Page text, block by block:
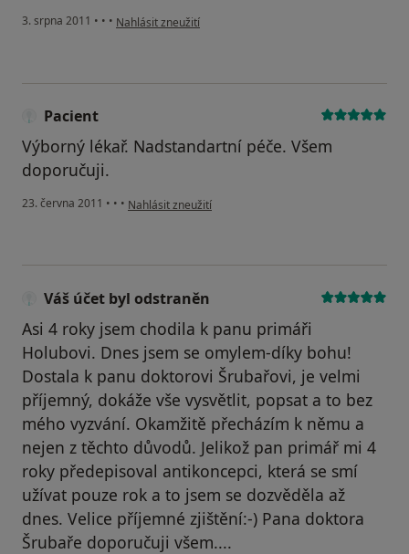
3. srpna 2011 • • • podle názoru uživatele Pacient
Nahlásit zneužití
Pacient
Výborný lékař. Nadstandartní péče. Všem
doporučuji.
23. června 2011 • • • podle názoru uživatele Pacient
Nahlásit zneužití
Váš účet byl odstraněn
Asi 4 roky jsem chodila k panu primáři
Holubovi. Dnes jsem se omylem-díky bohu!
Dostala k panu doktorovi Šrubařovi, je velmi
příjemný, dokáže vše vysvětlit, popsat a to bez
mého vyzvání. Okamžitě přecházím k němu a
nejen z těchto důvodů. Jelikož pan primář mi 4
roky předepisoval antikoncepci, která se smí
užívat pouze rok a to jsem se dozvěděla až
dnes. Velice příjemné zjištění:-) Pana doktora
Šrubaře doporučuji všem....